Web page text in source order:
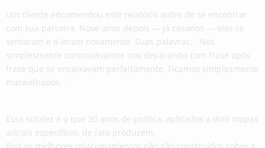
Um cliente encomendou este relatório antes de se encontrar
com sua parceira. Nove anos depois — já casados ​​— eles se
sentaram e o leram novamente. Suas palavras: `Nós
simplesmente continuávamos nos deparando com frase após
frase que se encaixavam perfeitamente. Ficamos simplesmente
maravilhados.`
Essa solidez é o que 30 anos de prática, aplicados a dois mapas
astrais específicos, de fato produzem.
Pois os melhores relacionamentos não são construídos sobre a